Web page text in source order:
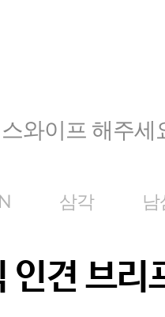
와이프 해주세
삼각 남
인견 브리